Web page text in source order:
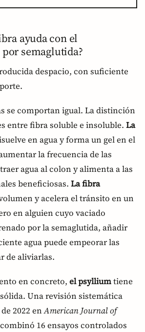
ayuda con el
semaglutida?
despacio, con suficiente
se comportan igual. La distinción
entre fibra soluble e insoluble. La
en agua y forma un gel en el
la frecuencia de las
agua al colon y alimenta a las
beneficiosas. La fibra
y acelera el tránsito en un
en alguien cuyo vaciado
por la semaglutida, añadir
agua puede empeorar las
de aliviarlas.
en concreto, el psylliumtiene
Una revisión sistemática
2022 enAmerican Journal of
combinó 16 ensayos controlados